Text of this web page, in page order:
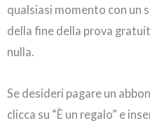
qualsiasi momento con un
della fine della prova
nulla.
Se desideri pagare un
clicca su “È un regalo” e